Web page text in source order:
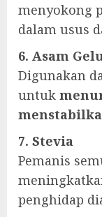
menyokong
dalam usus
6. Asam
Digunakan
untuk
7. Stevia
Pemanis
penghidap